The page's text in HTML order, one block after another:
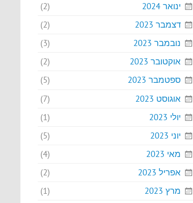
ינואר 2024
(2)
דצמבר 2023
(2)
נובמבר 2023
(3)
אוקטובר 2023
(2)
ספטמבר 2023
(5)
אוגוסט 2023
(7)
יולי 2023
(1)
יוני 2023
(5)
מאי 2023
(4)
אפריל 2023
(2)
מרץ 2023
(1)